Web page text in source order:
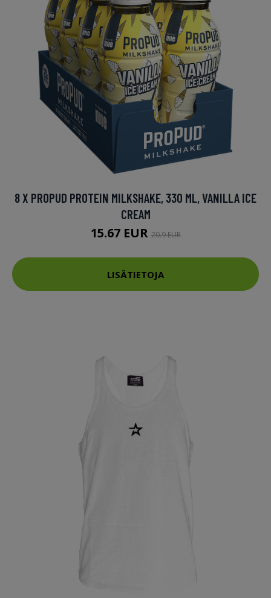
8 X PROPUD PROTEIN MILKSHAKE, 330 ML, VANILLA ICE
CREAM
15.67 EUR20.9 EUR
LISÄTIETOJA